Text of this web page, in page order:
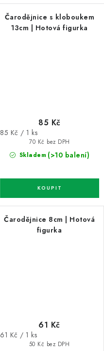
Čarodějnice s kloboukem
13cm | Hotová figurka
Skladem (>10 balení)
70 Kč bez DPH
85 Kč
Měrná
85 Kč / 1 ks
Čarodějnice 8cm | Hotová
figurka
50 Kč bez DPH
61 Kč
Měrná
61 Kč / 1 ks